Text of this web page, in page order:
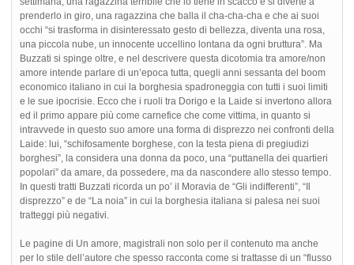
prenderlo in giro, una ragazzina che balla il cha-cha-cha e che ai suoi
occhi “si trasforma in disinteressato gesto di bellezza, diventa una rosa,
una piccola nube, un innocente uccellino lontana da ogni bruttura”. Ma
Buzzati si spinge oltre, e nel descrivere questa dicotomia tra amore/non
amore intende parlare di un’epoca tutta, quegli anni sessanta del boom
economico italiano in cui la borghesia spadroneggia con tutti i suoi limiti
e le sue ipocrisie. Ecco che i ruoli tra Dorigo e la Laide si invertono allora
ed il primo appare più come carnefice che come vittima, in quanto si
intravvede in questo suo amore una forma di disprezzo nei confronti della
Laide: lui, “schifosamente borghese, con la testa piena di pregiudizi
borghesi”, la considera una donna da poco, una “puttanella dei quartieri
popolari” da amare, da possedere, ma da nascondere allo stesso tempo.
In questi tratti Buzzati ricorda un po’ il Moravia de “Gli indifferenti”, “Il
disprezzo” e de “La noia” in cui la borghesia italiana si palesa nei suoi
tratteggi più negativi.
Le pagine di Un amore, magistrali non solo per il contenuto ma anche
per lo stile dell’autore che spesso racconta come si trattasse di un “flusso